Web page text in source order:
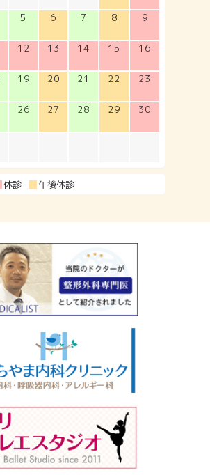
5 6 7 8 9
12 13 14 15 16
19 20 21 22 23
26 27 28 29 30
休診 午後休診